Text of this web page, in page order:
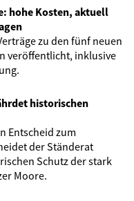
hohe Kosten, aktuell
zu den fünf neuen
veröffentlicht, inklusive
historischen
Entscheid zum
der Ständerat
Schutz der stark
Moore.